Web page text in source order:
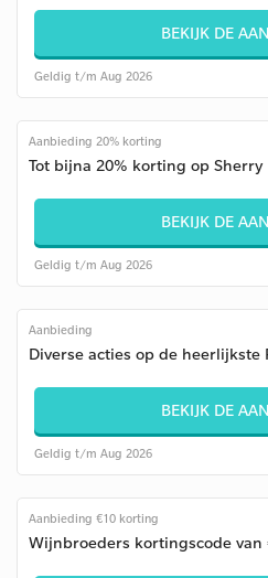
BEKIJK DE
Geldig t/m Aug 2026
Aanbieding 20% korting
Tot bijna 20% korting op Sherry
BEKIJK DE
Geldig t/m Aug 2026
Aanbieding
Diverse acties op de
BEKIJK DE
Geldig t/m Aug 2026
Aanbieding €10 korting
Wijnbroeders kortingscode